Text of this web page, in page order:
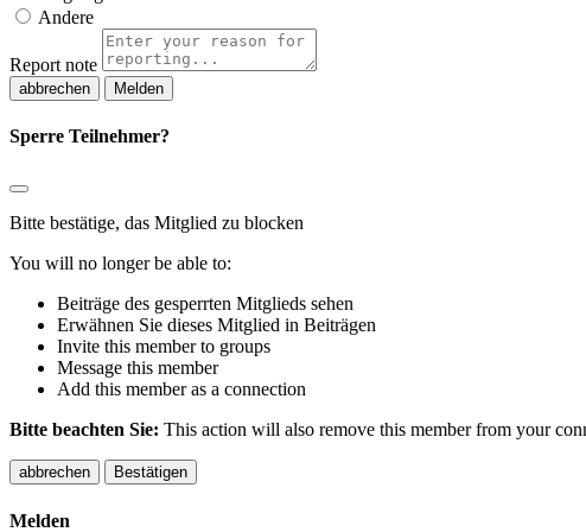
Andere
Report note
Melden
Sperre Teilnehmer?
Bitte bestätige, das Mitglied zu blocken
You will no longer be able to:
Beiträge des gesperrten Mitglieds sehen
Erwähnen Sie dieses Mitglied in Beiträgen
Invite this member to groups
Message this member
Add this member as a connection
Bitte beachten Sie: This action will also remove this member from your
Bestätigen
Melden